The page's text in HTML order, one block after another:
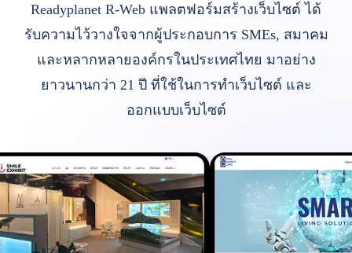
Readyplanet R-Web แพลตฟอร์มสร้างเว็บไซต์ ได้
รับความไว้วางใจจากผู้ประกอบการ SMEs, สมาคม
และหลากหลายองค์กรในประเทศไทย มาอย่าง
ยาวนานกว่า 21 ปี ที่ใช้ในการทำเว็บไซต์ และ
ออกแบบเว็บไซต์